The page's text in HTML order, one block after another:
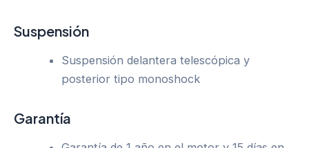
Suspensión
Suspensión delantera telescópica y
posterior tipo monoshock
Garantía